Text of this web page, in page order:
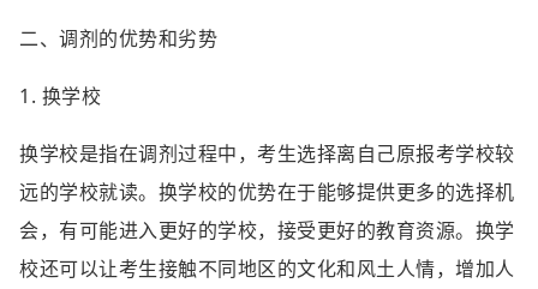
二、调剂的优势和劣势
1. 换学校
换学校是指在调剂过程中，考生选择离自己原报考学校较
远的学校就读。换学校的优势在于能够提供更多的选择机
会，有可能进入更好的学校，接受更好的教育资源。换学
校还可以让考生接触不同地区的文化和风土人情，增加人